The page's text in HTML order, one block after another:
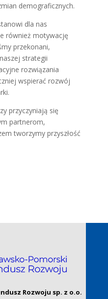
demograficznych.
dla nas
również motywację
przekonani,
strategii
rozwiązania
wspierać rozwój
przyczyniają się
partnerom,
tworzymy przyszłość
Rozwoju sp. z o.o.